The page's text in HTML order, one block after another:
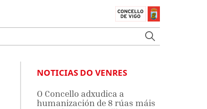
NOTICIAS DO VENRES
O Concello adxudica a
humanización de 8 rúas máis